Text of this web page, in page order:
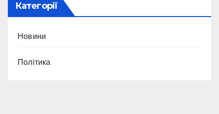
Категорії
Новини
Політика